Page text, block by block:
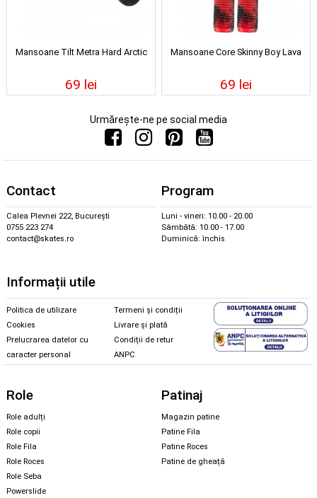
Mansoane Tilt Metra Hard Arctic
69 lei
Mansoane Core Skinny Boy Lava
69 lei
Urmărește-ne pe social media
Contact
Calea Plevnei 222, București
0755 223 274
contact@skates.ro
Program
Luni - vineri: 10.00 - 20.00
Sâmbătă: 10.00 - 17.00
Duminică: închis
Informații utile
Politica de utilizare
Cookies
Prelucrarea datelor cu
caracter personal
Termeni și condiții
Livrare și plată
Condiții de retur
ANPC
Role
Role adulți
Role copii
Role Fila
Role Roces
Role Seba
Powerslide
Patinaj
Magazin patine
Patine Fila
Patine Roces
Patine de gheață